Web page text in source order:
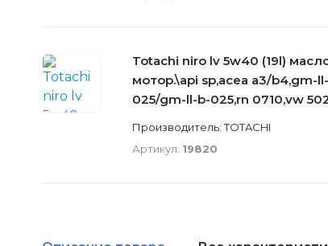
Totachi niro lv 5w40 (19l)
мотор.\api sp,acea a3/b4,gm-
025/gm-ll-b-025,rn 0710,vw
Производитель: TOTACHI
Артикул: 19820